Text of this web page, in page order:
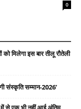
0
मिलेगा इस बार तीलू रौतेली
संस्कृति सम्मान-2026’